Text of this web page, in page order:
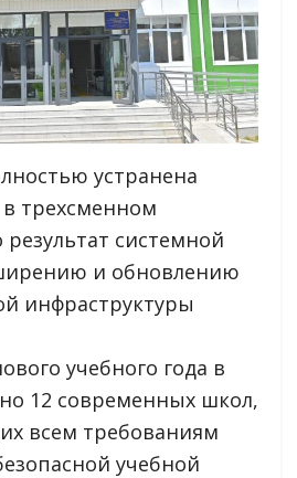
устранена
трехсменном
системной
и обновлению
инфраструктуры
учебного года в
12 современных школ,
всем требованиям
учебной